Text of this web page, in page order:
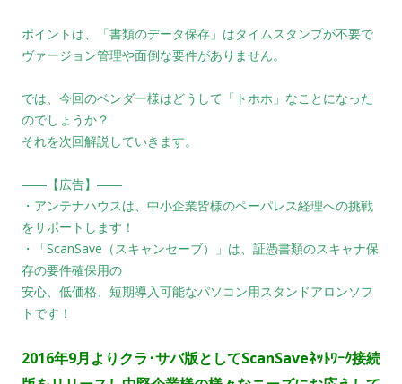
ポイントは、「書類のデータ保存」はタイムスタンプが不要で
ヴァージョン管理や面倒な要件がありません。
では、今回のベンダー様はどうして「トホホ」なことになった
のでしょうか？
それを次回解説していきます。
――【広告】――
・アンテナハウスは、中小企業皆様のペーパレス経理への挑戦
をサポートします！
・「ScanSave（スキャンセーブ）」は、証憑書類のスキャナ保
存の要件確保用の
安心、低価格、短期導入可能なパソコン用スタンドアロンソフ
トです！
2016年9月よりクラ･サバ版としてScanSaveﾈｯﾄﾜｰｸ接続